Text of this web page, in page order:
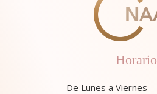
Horario
De Lunes a Viernes